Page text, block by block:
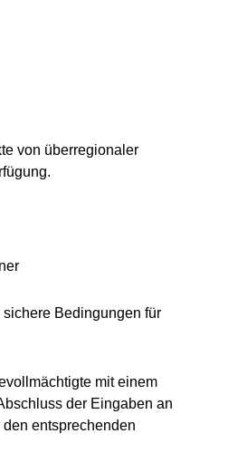
von überregionaler
Bedingungen für
mit einem
der Eingaben an
entsprechenden